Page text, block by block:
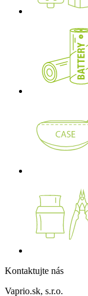
Kontaktujte nás
Vaprio.sk, s.r.o.